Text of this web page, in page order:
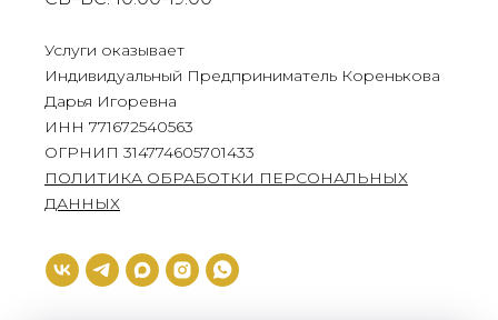
Услуги оказывает
Индивидуальный Предприниматель Коренькова
Дарья Игоревна
ИНН 771672540563
ОГРНИП 314774605701433
ПОЛИТИКА ОБРАБОТКИ ПЕРСОНАЛЬНЫХ
ДАННЫХ